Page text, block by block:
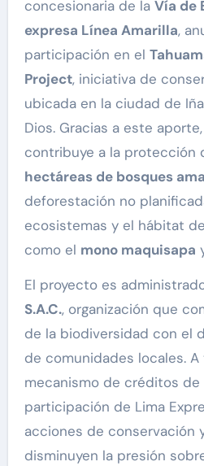
concesionaria de la Vía de
expresa Línea Amarilla,
participación en el
Project, iniciativa de
ubicada en la ciudad de
Dios. Gracias a este
contribuye a la protección
hectáreas de bosques
deforestación no
ecosistemas y el hábitat
como el mono maquisapa
El proyecto es
S.A.C., organización que
de la biodiversidad con el
de comunidades locales.
mecanismo de créditos de
participación de Lima
acciones de conservación
disminuyen la presión